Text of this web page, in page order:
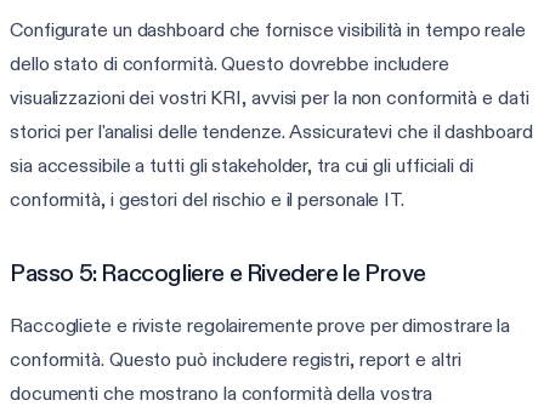
Configurate un dashboard che fornisce visibilità in tempo reale
dello stato di conformità. Questo dovrebbe includere
visualizzazioni dei vostri KRI, avvisi per la non conformità e dati
storici per l'analisi delle tendenze. Assicuratevi che il dashboard
sia accessibile a tutti gli stakeholder, tra cui gli ufficiali di
conformità, i gestori del rischio e il personale IT.
Passo 5: Raccogliere e Rivedere le Prove
Raccogliete e riviste regolairemente prove per dimostrare la
conformità. Questo può includere registri, report e altri
documenti che mostrano la conformità della vostra